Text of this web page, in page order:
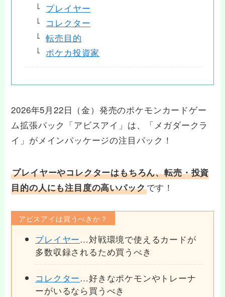
プレイヤー
コレクター
転売目的
ポケカ投資家
2026年5月22日（金）発売のポケモンカードゲー
ム拡張パック「アビスアイ」は、「メガダークラ
イ」がメインパッケージの注目パック！
プレイヤーやコレクターはもちろん、転売・投資
目的の人にも注目度の高いパックです！
アビスアイは買うべきか？
プレイヤー…対戦環境で使えるカードが
多数収録されるため買うべき
コレクター…好きなポケモンやトレーナ
ーがいるなら買うべき